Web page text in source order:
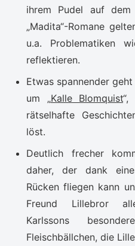
ihrem Pudel auf
„Madita“-Romane
u.a. Problematiken
reflektieren.
Etwas spannender
um „Kalle Blomquist“,
rätselhafte
löst.
Deutlich frecher
daher, der dank
Rücken fliegen kann
Freund Lillebror
Karlssons
Fleischbällchen, die